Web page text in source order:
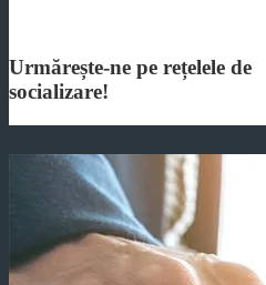
Urmărește-ne pe rețelele de
socializare!